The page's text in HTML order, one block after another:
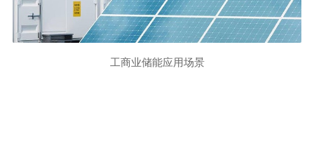
工商业储能应用场景